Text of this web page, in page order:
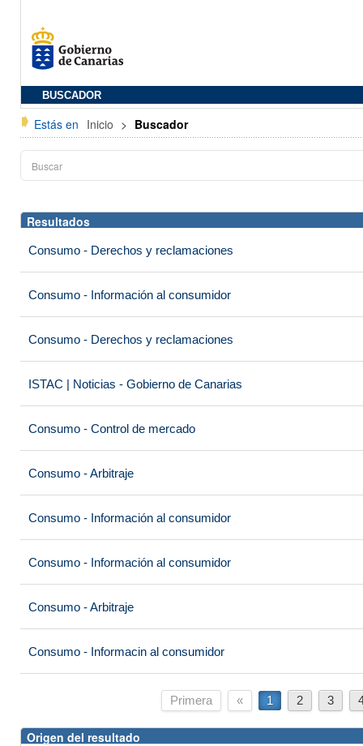
BUSCADOR
Estás en Inicio > Buscador
Resultados
Consumo - Derechos y reclamaciones
Consumo - Información al consumidor
Consumo - Derechos y reclamaciones
ISTAC | Noticias - Gobierno de Canarias
Consumo - Control de mercado
Consumo - Arbitraje
Consumo - Información al consumidor
Consumo - Información al consumidor
Consumo - Arbitraje
Consumo - Informacin al consumidor
Primera « 1 2 3
Origen del resultado